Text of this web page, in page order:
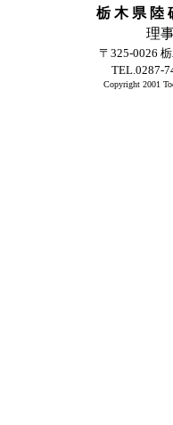
栃 木 県 陸
理
〒325-0026
TEL.0287-
Copyright 2001